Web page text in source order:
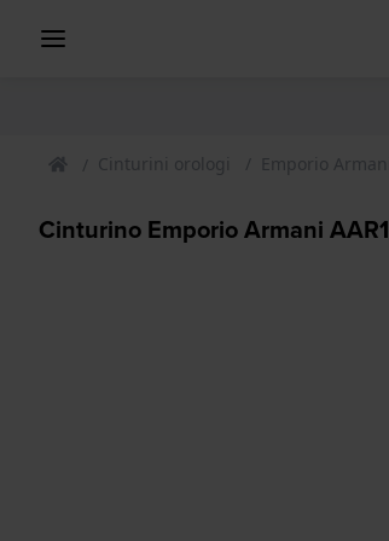
Cinturini orologi Emporio Armani
Cinturino Emporio Armani